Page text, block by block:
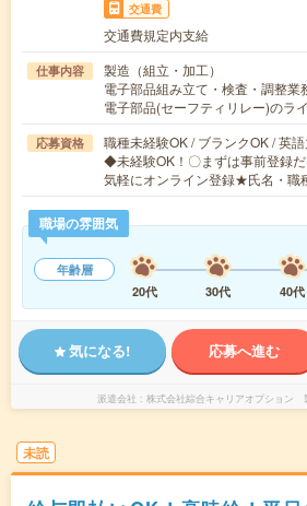
交通費
交通費規定内支給
仕事内容
製造（組立・加工）
電子部品組み立て・検査・調整
電子部品(セーフティリレー)のラ
応募資格
職種未経験OK / ブランクOK / 英
◆未経験OK！〇まずは事前登録
気軽にオンライン登録★氏名・職
職場の雰囲気
年齢層
20代
30代 40代
気になる! 応募へ進む
派遣会社 株式会社綜合キャリアオプション
未読